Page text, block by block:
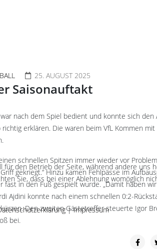
25. AUGUST 2025
Saisonauftakt
war nach dem Spiel bedient und konnte sich
erklären. Die waren beim VfL Kommen mit
schnellen Spitzen immer wieder vor
gekriegt.“ Hinzu kamen Fehlpässe im
fast in den Fuß gespielt wurde. „Damit haben
Ajdini konnte nach einem schnellen 0:2-
Den zweiten Gästetreffer steuerte Igor
bei.
den Betrieb der Seite, während andere uns
Sie, dass bei einer Ablehnung womöglich
|Impressum